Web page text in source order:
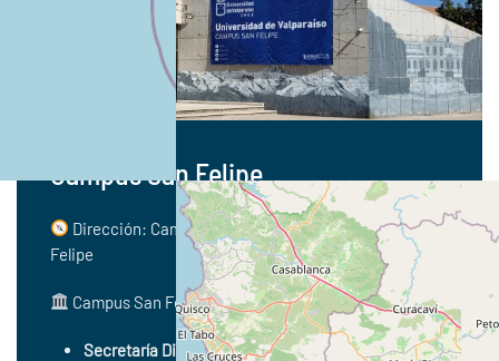
Campus San Felipe
Dirección: Camino la Troya esquina El Convento, San
Felipe
Campus San Felipe UV
Secretaría Dirección:Verónica Villalobos